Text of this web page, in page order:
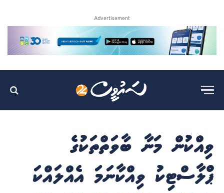
Advertisement
ވިއްކުން މަނާ ބާވަތްތަކުގެ
ޕްލާސްޓިކު ވިއްކާނަމަ އެއްލައްކަ